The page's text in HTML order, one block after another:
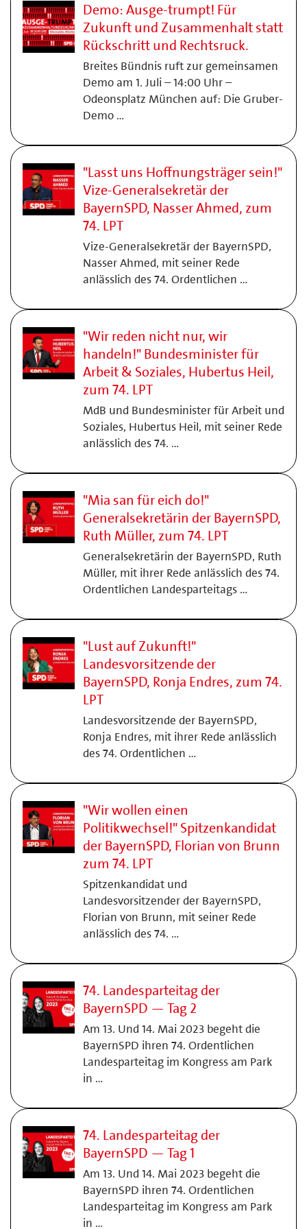
Demo: Ausge-trumpt! Für
Zukunft und Zusammenhalt statt
Rückschritt und Rechtsruck.
Breites Bündnis ruft zur gemeinsamen
Demo am 1. Juli – 14:00 Uhr –
Odeonsplatz München auf: Die Gruber-
Demo …
"Lasst uns Hoffnungsträger sein!"
Vize-Generalsekretär der
BayernSPD, Nasser Ahmed, zum
74. LPT
Vize-Generalsekretär der BayernSPD,
Nasser Ahmed, mit seiner Rede
anlässlich des 74. Ordentlichen …
"Wir reden nicht nur, wir
handeln!" Bundesminister für
Arbeit & Soziales, Hubertus Heil,
zum 74. LPT
MdB und Bundesminister für Arbeit und
Soziales, Hubertus Heil, mit seiner Rede
anlässlich des 74. …
"Mia san für eich do!"
Generalsekretärin der BayernSPD,
Ruth Müller, zum 74. LPT
Generalsekretärin der BayernSPD, Ruth
Müller, mit ihrer Rede anlässlich des 74.
Ordentlichen Landesparteitags …
"Lust auf Zukunft!"
Landesvorsitzende der
BayernSPD, Ronja Endres, zum 74.
LPT
Landesvorsitzende der BayernSPD,
Ronja Endres, mit ihrer Rede anlässlich
des 74. Ordentlichen …
"Wir wollen einen
Politikwechsel!" Spitzenkandidat
der BayernSPD, Florian von Brunn
zum 74. LPT
Spitzenkandidat und
Landesvorsitzender der BayernSPD,
Florian von Brunn, mit seiner Rede
anlässlich des 74. …
74. Landesparteitag der
BayernSPD — Tag 2
Am 13. Und 14. Mai 2023 begeht die
BayernSPD ihren 74. Ordentlichen
Landesparteitag im Kongress am Park
in …
74. Landesparteitag der
BayernSPD — Tag 1
Am 13. Und 14. Mai 2023 begeht die
BayernSPD ihren 74. Ordentlichen
Landesparteitag im Kongress am Park
in …